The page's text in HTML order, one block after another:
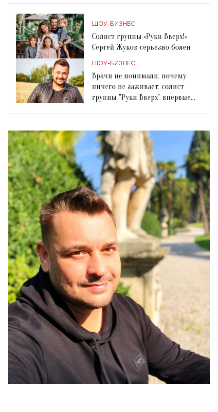
ШОУ-БИЗНЕС
Солист группы «Руки Вверх!»
Сергей Жуков серьезно болен
ШОУ-БИЗНЕС
Врачи не понимали, почему
ничего не заживает: солист
группы "Руки Вверх" впервые